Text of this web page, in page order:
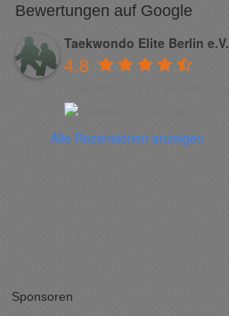
Bewertungen auf Google
Taekwondo Elite Berlin e.V.
4.8
Alle Rezensionen anzeigen
Sponsoren